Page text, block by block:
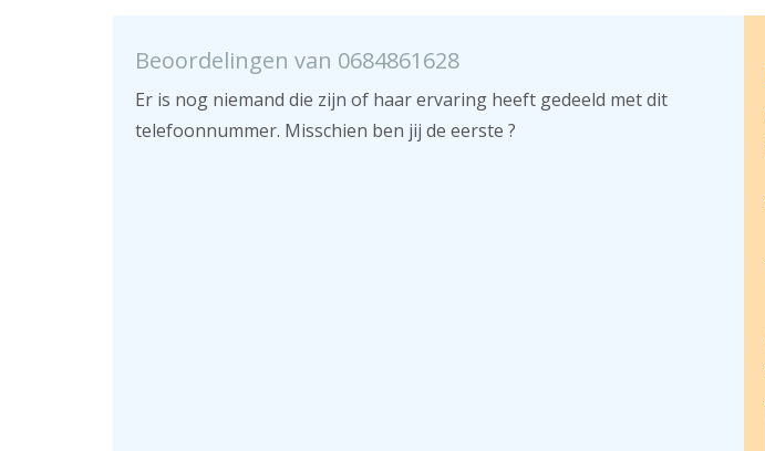
Beoordelingen van 0684861628
Er is nog niemand die zijn of haar ervaring heeft gedeeld met dit
telefoonnummer. Misschien ben jij de eerste ?